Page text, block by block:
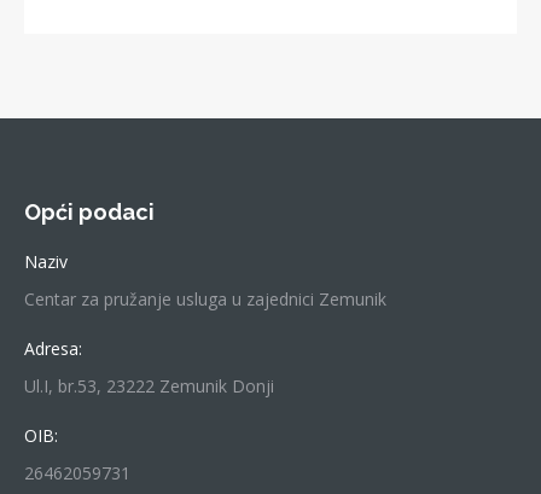
Opći podaci
Naziv
Centar za pružanje usluga u zajednici Zemunik
Adresa:
Ul.I, br.53, 23222 Zemunik Donji
OIB:
26462059731